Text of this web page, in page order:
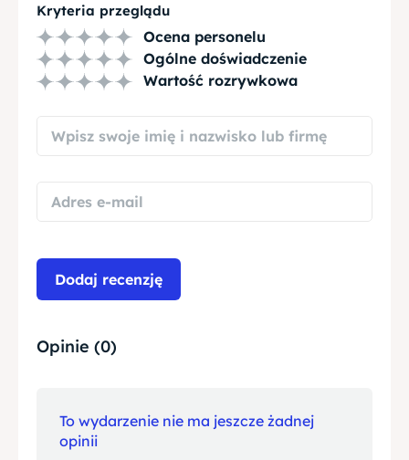
Kryteria przeglądu
Ocena personelu
Ogólne doświadczenie
Wartość rozrywkowa
Dodaj recenzję
Opinie (0)
To wydarzenie nie ma jeszcze żadnej
opinii